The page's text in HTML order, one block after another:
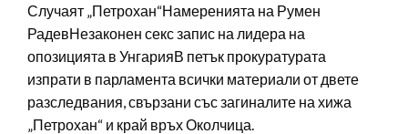
Случаят „Петрохан“Намеренията на Румен
РадевНезаконен секс запис на лидера на
опозицията в УнгарияВ петък прокуратурата
изпрати в парламента всички материали от двете
разследвания, свързани със загиналите на хижа
„Петрохан“ и край връх Околчица.